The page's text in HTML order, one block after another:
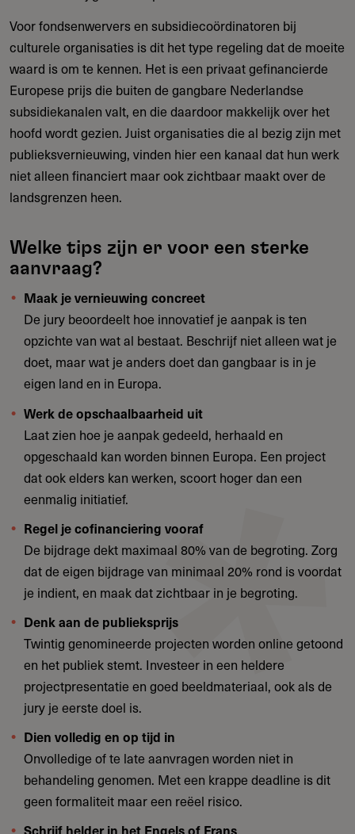
Voor fondsenwervers en subsidiecoördinatoren bij
culturele organisaties is dit het type regeling dat de moeite
waard is om te kennen. Het is een privaat gefinancierde
Europese prijs die buiten de gangbare Nederlandse
subsidiekanalen valt, en die daardoor makkelijk over het
hoofd wordt gezien. Juist organisaties die al bezig zijn met
publieksvernieuwing, vinden hier een kanaal dat hun werk
niet alleen financiert maar ook zichtbaar maakt over de
landsgrenzen heen.
Welke tips zijn er voor een sterke
aanvraag?
Maak je vernieuwing concreet
De jury beoordeelt hoe innovatief je aanpak is ten
opzichte van wat al bestaat. Beschrijf niet alleen wat je
doet, maar wat je anders doet dan gangbaar is in je
eigen land en in Europa.
Werk de opschaalbaarheid uit
Laat zien hoe je aanpak gedeeld, herhaald en
opgeschaald kan worden binnen Europa. Een project
dat ook elders kan werken, scoort hoger dan een
eenmalig initiatief.
Regel je cofinanciering vooraf
De bijdrage dekt maximaal 80% van de begroting. Zorg
dat de eigen bijdrage van minimaal 20% rond is voordat
je indient, en maak dat zichtbaar in je begroting.
Denk aan de publieksprijs
Twintig genomineerde projecten worden online getoond
en het publiek stemt. Investeer in een heldere
projectpresentatie en goed beeldmateriaal, ook als de
jury je eerste doel is.
Dien volledig en op tijd in
Onvolledige of te late aanvragen worden niet in
behandeling genomen. Met een krappe deadline is dit
geen formaliteit maar een reëel risico.
Schrijf helder in het Engels of Frans